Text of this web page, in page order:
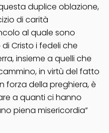
questa duplice oblazione,
di carità
al quale sono
Cristo i fedeli che
insieme a quelli che
in virtù del fatto
forza della preghiera, è
a quanti ci hanno
piena misericordia”